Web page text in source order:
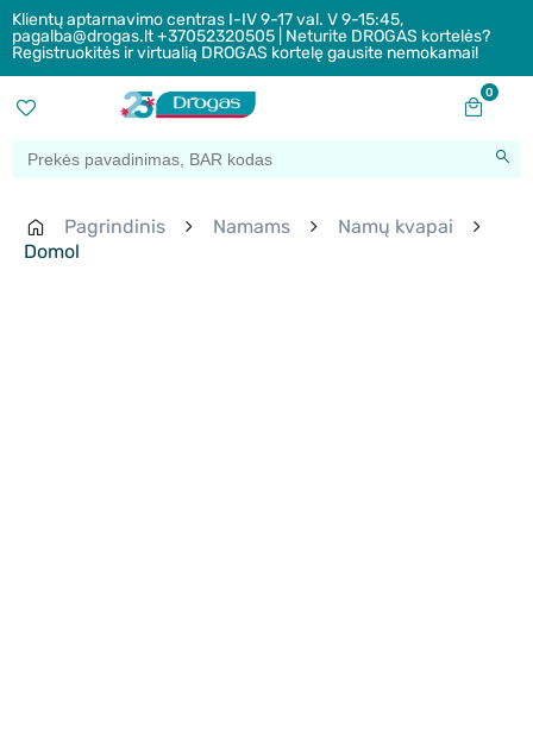
Klientų aptarnavimo centras I-IV 9-17 val. V 9-15:45,
pagalba@drogas.lt +37052320505 | Neturite DROGAS kortelės?
Registruokitės ir virtualią DROGAS kortelę gausite nemokamai!
0
Pagrindinis Namams
Namų kvapai
Domol